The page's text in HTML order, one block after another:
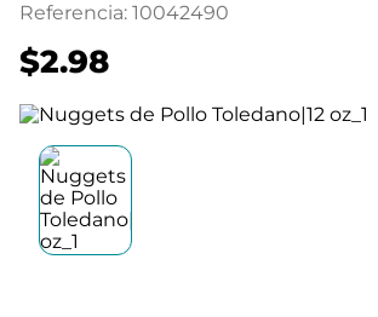
Referencia: 10042490
$2.98